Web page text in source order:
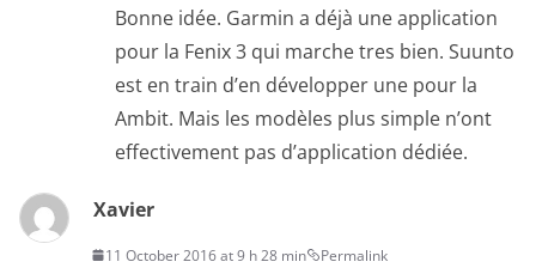
Bonne idée. Garmin a déjà une application
pour la Fenix 3 qui marche tres bien. Suunto
est en train d’en développer une pour la
Ambit. Mais les modèles plus simple n’ont
effectivement pas d’application dédiée.
Xavier
11 October 2016 at 9 h 28 min Permalink